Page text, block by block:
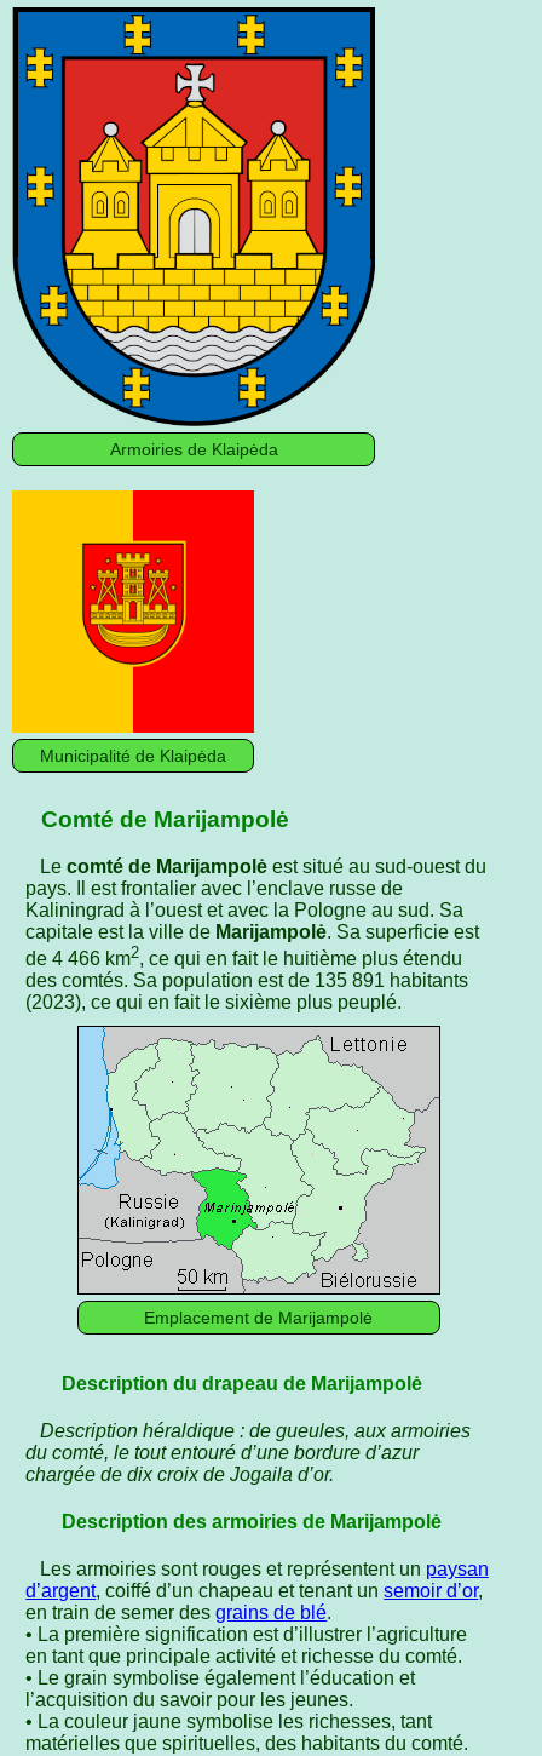
Armoiries de Klaipėda
Municipalité de Klaipėda
Comté de Marijampolė
Le comté de Marijampolėest situé au sud-ouest du
pays. Il est frontalier avec l’enclave russe de
Kaliningrad à l’ouest et avec la Pologne au sud. Sa
capitale est la ville de Marijampolė. Sa superficie est
de 4 466 km2, ce qui en fait le huitième plus étendu
des comtés. Sa population est de 135 891 habitants
(2023), ce qui en fait le sixième plus peuplé.
Emplacement de Marijampolė
Description du drapeau de Marijampolė
Description héraldique : de gueules, aux armoiries
du comté, le tout entouré d’une bordure d’azur
chargée de dix croix de Jogaila d’or.
Description des armoiries de Marijampolė
Les armoiries sont rouges et représentent un paysan
d’argent, coiffé d’un chapeau et tenant unsemoir d’or,
en train de semer desgrains de blé.
• La première signification est d’illustrer l’agriculture
en tant que principale activité et richesse du comté.
• Le grain symbolise également l’éducation et
l’acquisition du savoir pour les jeunes.
• La couleur jaune symbolise les richesses, tant
matérielles que spirituelles, des habitants du comté.